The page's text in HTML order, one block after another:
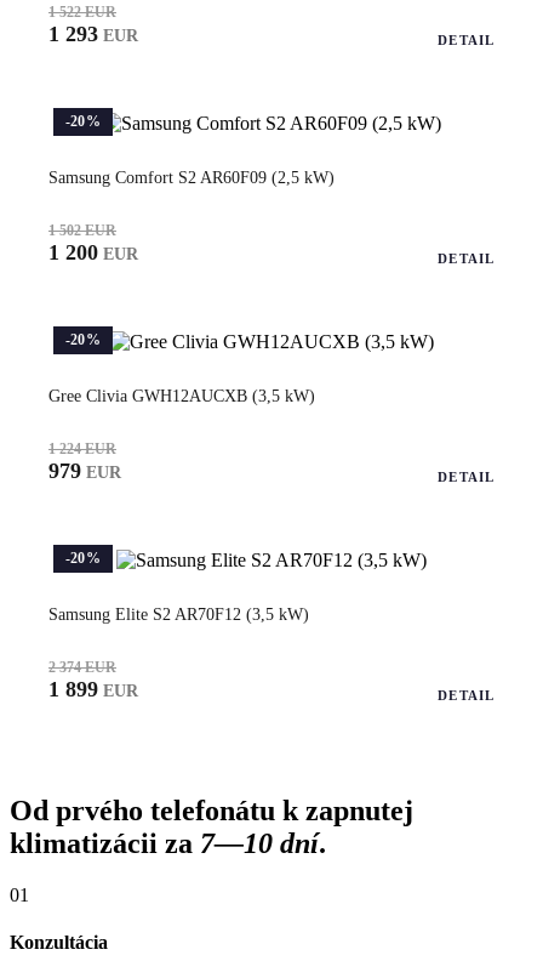
1 522 EUR
1 293 EUR DETAIL
-20%
Samsung Comfort S2 AR60F09 (2,5 kW)
1 502 EUR
1 200 EUR DETAIL
-20%
Gree Clivia GWH12AUCXB (3,5 kW)
1 224 EUR
979 EUR DETAIL
-20%
Samsung Elite S2 AR70F12 (3,5 kW)
2 374 EUR
1 899 EUR DETAIL
Od prvého telefonátu k zapnutej
klimatizácii za 7—10 dní.
01
Konzultácia